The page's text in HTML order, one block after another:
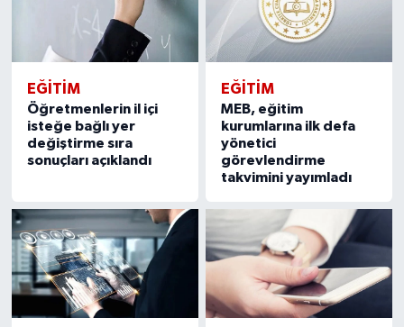
EĞITIM
Öğretmenlerin il içi
isteğe bağlı yer
değiştirme sıra
sonuçları açıklandı
EĞITIM
MEB, eğitim
kurumlarına ilk defa
yönetici
görevlendirme
takvimini yayımladı